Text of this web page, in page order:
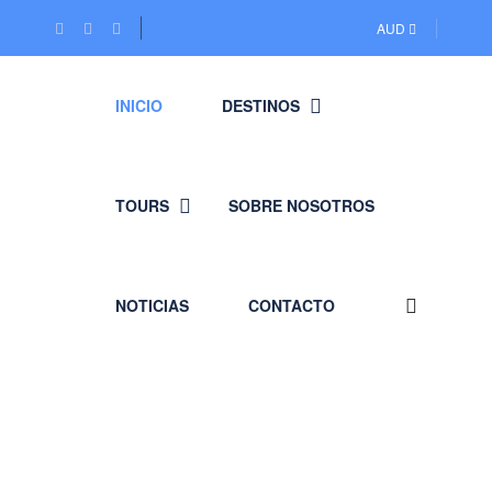
AUD
INICIO DESTINOS
TOURS SOBRE NOSOTROS
NOTICIAS CONTACTO